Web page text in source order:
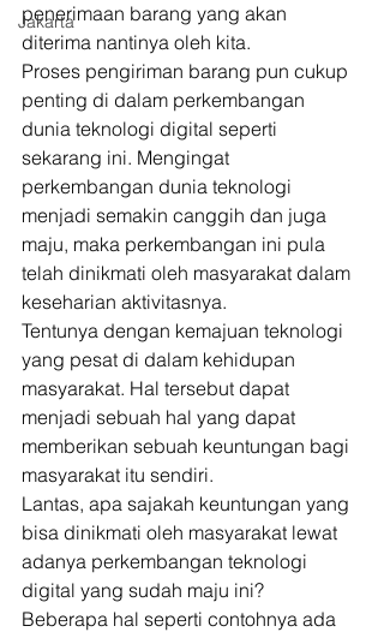
Jakarta
penerimaan barang yang akan
diterima nantinya oleh kita.
Proses pengiriman barang pun cukup
penting di dalam perkembangan
dunia teknologi digital seperti
sekarang ini. Mengingat
perkembangan dunia teknologi
menjadi semakin canggih dan juga
maju, maka perkembangan ini pula
telah dinikmati oleh masyarakat dalam
keseharian aktivitasnya.
Tentunya dengan kemajuan teknologi
yang pesat di dalam kehidupan
masyarakat. Hal tersebut dapat
menjadi sebuah hal yang dapat
memberikan sebuah keuntungan bagi
masyarakat itu sendiri.
Lantas, apa sajakah keuntungan yang
bisa dinikmati oleh masyarakat lewat
adanya perkembangan teknologi
digital yang sudah maju ini?
Beberapa hal seperti contohnya ada